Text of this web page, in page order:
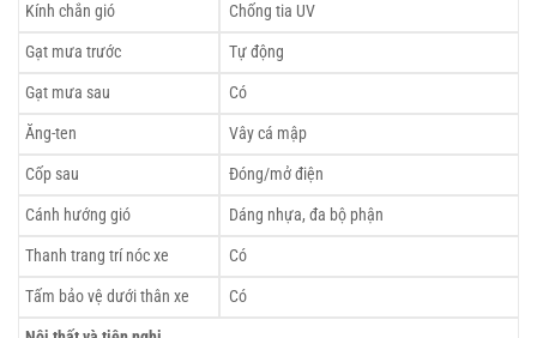
Kính chắn gió
Chống tia UV
Gạt mưa trước
Tự động
Gạt mưa sau
Có
Ăng-ten
Vây cá mập
Cốp sau
Đóng/mở điện
Cánh hướng gió
Dáng nhựa, đa bộ phận
Thanh trang trí nóc xe
Có
Tấm bảo vệ dưới thân xe
Có